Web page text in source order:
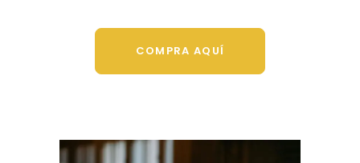
COMPRA AQUÍ